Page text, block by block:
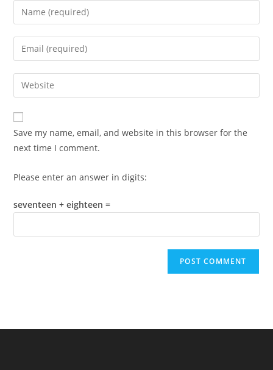
Enter
your
name
comment
Enter
your
email
address
comment
Enter
your
website
URL
(optional)
Save my name, email, and website in this browser for the
next time I comment.
Please enter an answer in digits:
seventeen + eighteen =